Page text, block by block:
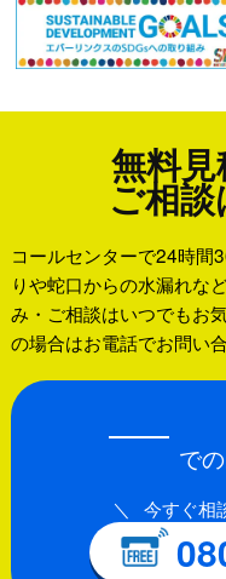
無料
ご相
コールセンターで24時間
りや蛇口からの水漏れな
み・ご相談はいつでもお
の場合はお電話でお問い
で
今すぐ相